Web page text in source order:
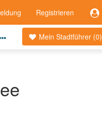
Registrieren
Mein Stadtführer (0)